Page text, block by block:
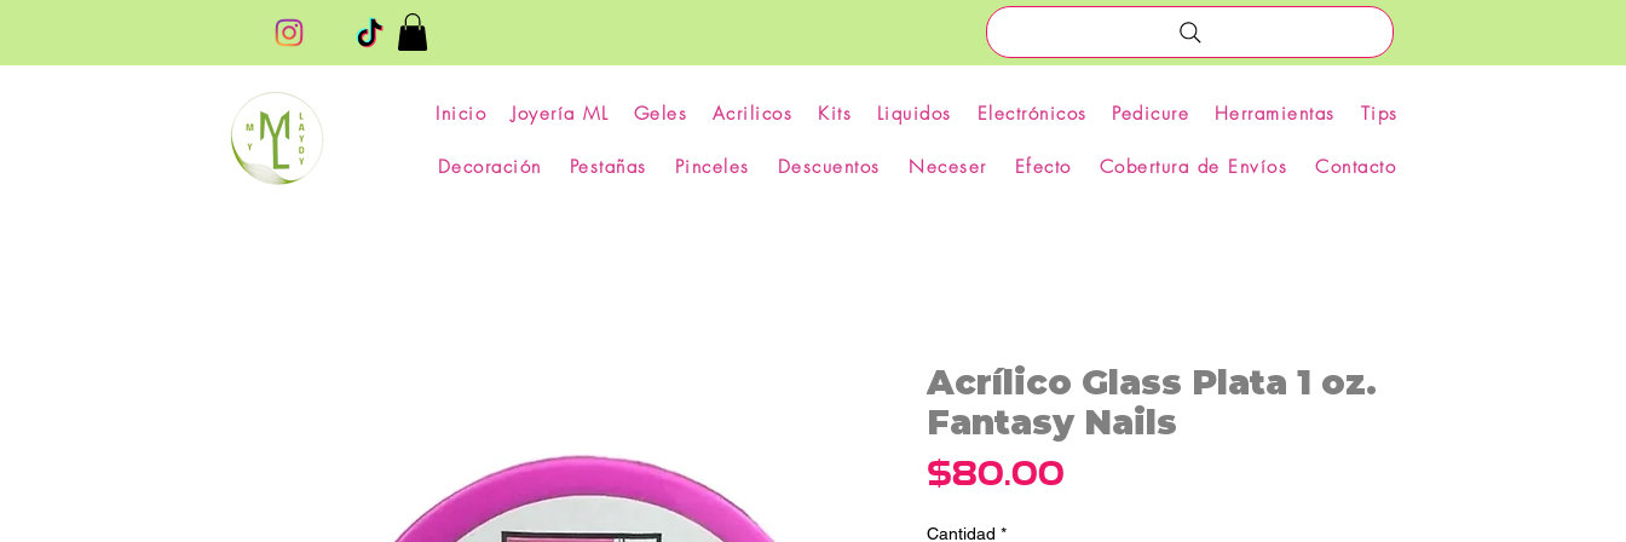
Inicio Joyería ML Geles Acrilicos Kits Liquidos Electrónicos Pedicure Herramientas Tips
Decoración Pestañas Pinceles Descuentos Neceser Efecto Cobertura de Envíos Contacto
Acrílico Glass Plata 1 oz.
Fantasy Nails
$80.00
Cantidad *